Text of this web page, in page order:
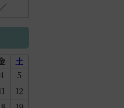
／
土
4
5
12